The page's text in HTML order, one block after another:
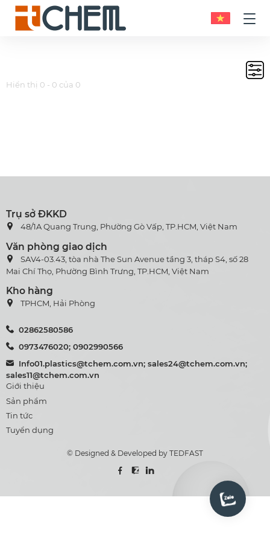
Hiển thị 0 - 0 của 0
Trụ sở ĐKKD
48/1A Quang Trung, Phường Gò Vấp, TP.HCM, Việt Nam
Văn phòng giao dịch
SAV4-03.43, tòa nhà The Sun Avenue tầng 3, tháp S4, số 28
Mai Chí Thọ, Phường Bình Trưng, TP.HCM, Việt Nam
Kho hàng
TPHCM, Hải Phòng
02862580586
0973476020; 0902990566
Info01.plastics@tchem.com.vn; sales24@tchem.com.vn;
sales11@tchem.com.vn
Giới thiệu
Sản phẩm
Tin tức
Tuyển dụng
© Designed & Developed by TEDFAST